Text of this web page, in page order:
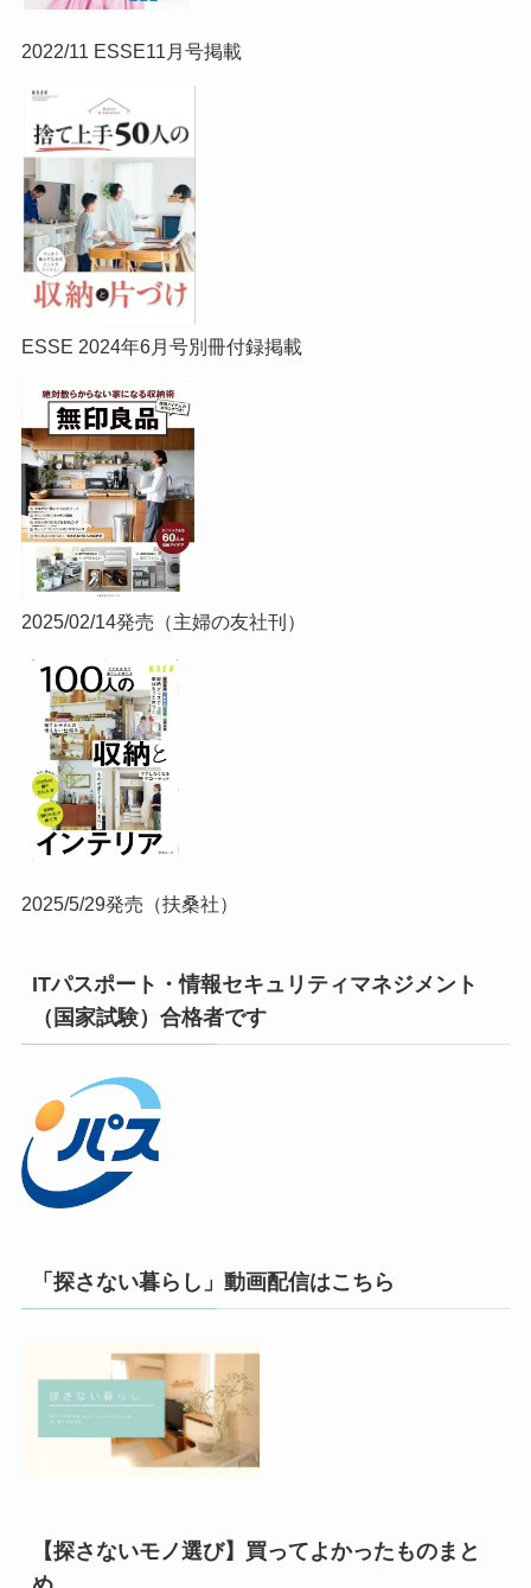
2022/11 ESSE11月号掲載
ESSE 2024年6月号別冊付録掲載
2025/02/14発売（主婦の友社刊）
2025/5/29発売（扶桑社）
ITパスポート・情報セキュリティマネジメント
（国家試験）合格者です
「探さない暮らし」動画配信はこちら
【探さないモノ選び】買ってよかったものまと